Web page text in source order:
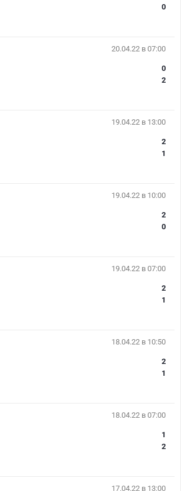
0
20.04.22 в 07:00
0
2
19.04.22 в 13:00
2
1
19.04.22 в 10:00
2
0
19.04.22 в 07:00
2
1
18.04.22 в 10:50
2
1
18.04.22 в 07:00
1
2
17.04.22 в 13:00